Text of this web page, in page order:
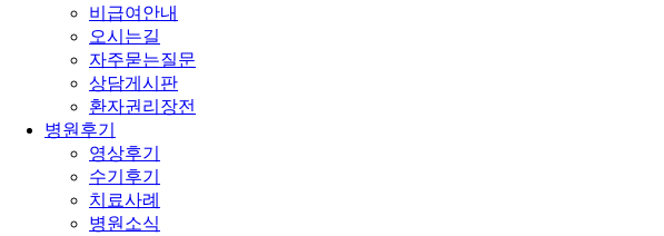
비급여안내
오시는길
자주묻는질문
상담게시판
환자권리장전
병원후기
영상후기
수기후기
치료사례
병원소식